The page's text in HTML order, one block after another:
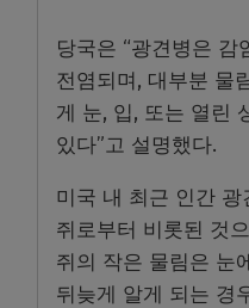
당국은 “광견병은 감
전염되며, 대부분 물
게 눈, 입, 또는 열린
있다”고 설명했다.
미국 내 최근 인간
쥐로부터 비롯된 것
쥐의 작은 물림은 눈
뒤늦게 알게 되는 경